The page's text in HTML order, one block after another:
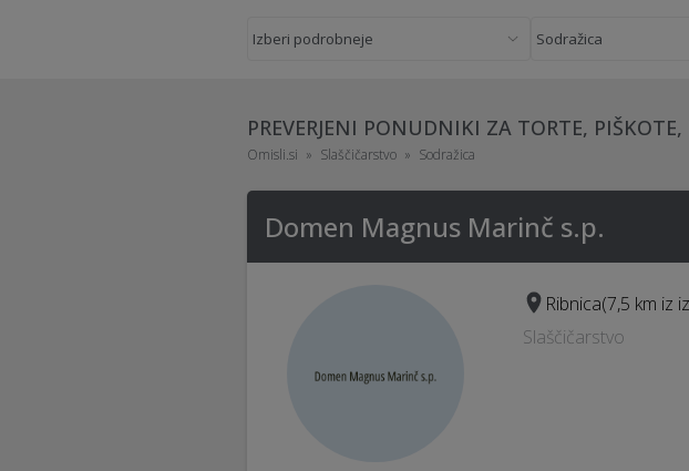
PREVERJENI PONUDNIKI ZA TORTE,
Omisli.si Slaščičarstvo Sodražica
Domen Magnus Marinč s.p.
Ribnica(7,5 km iz
Slaščičarstvo